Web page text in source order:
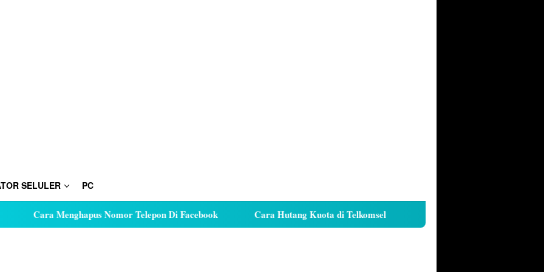
SELULER PC
Cara Menghapus Nomor Telepon Di Facebook Cara Hutang Kuota di Telkomsel